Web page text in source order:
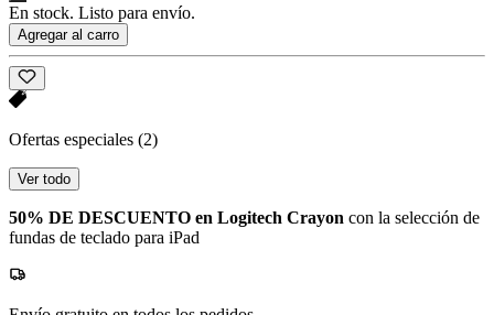
En stock. Listo para envío.
Agregar al carro
Ofertas especiales (2)
Ver todo
50% DE DESCUENTO en Logitech Crayon con la selección de
fundas de teclado para iPad